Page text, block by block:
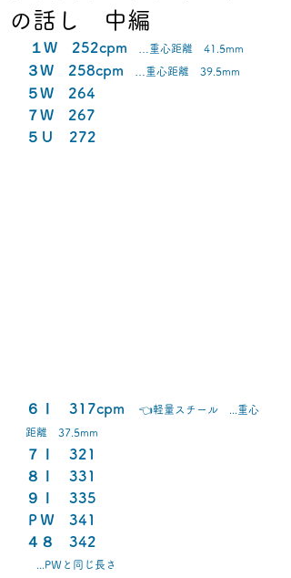
の話し 中編
１W　252cpm …重心距離　41.5mm
３W　258cpm …重心距離　39.5mm
５W　264
７W　267
５Ｕ　272
６Ⅰ　317cpm 👈軽量スチール　...重心
距離　37.5mm
７Ⅰ　321
８Ⅰ　331
９Ⅰ　335
ＰＷ　341
４８　342
...PＷと同じ長さ